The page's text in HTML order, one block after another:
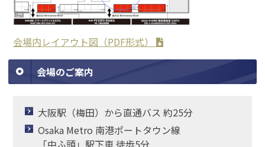
会場内レイアウト図（PDF形式）
会場のご案内
大阪駅（梅田）から直通バス 約25分
Osaka Metro 南港ポートタウン線